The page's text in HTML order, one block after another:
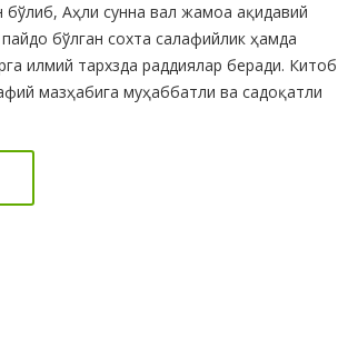
Аҳли сунна вал жамоа ақидавий
бўлган сохта салафийлик ҳамда
илмий тархзда раддиялар беради. Китоб
мазҳабига муҳаббатли ва садоқатли